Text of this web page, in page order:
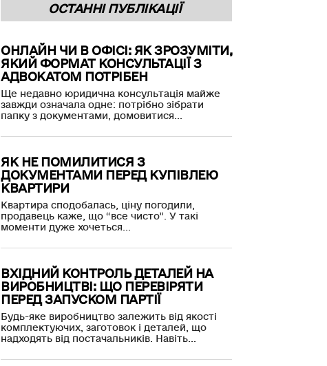
ОСТАННІ ПУБЛІКАЦІЇ
ОНЛАЙН ЧИ В ОФІСІ: ЯК ЗРОЗУМІТИ,
ЯКИЙ ФОРМАТ КОНСУЛЬТАЦІЇ З
АДВОКАТОМ ПОТРІБЕН
Ще недавно юридична консультація майже
завжди означала одне: потрібно зібрати
папку з документами, домовитися...
ЯК НЕ ПОМИЛИТИСЯ З
ДОКУМЕНТАМИ ПЕРЕД КУПІВЛЕЮ
КВАРТИРИ
Квартира сподобалась, ціну погодили,
продавець каже, що “все чисто”. У такі
моменти дуже хочеться...
ВХІДНИЙ КОНТРОЛЬ ДЕТАЛЕЙ НА
ВИРОБНИЦТВІ: ЩО ПЕРЕВІРЯТИ
ПЕРЕД ЗАПУСКОМ ПАРТІЇ
Будь-яке виробництво залежить від якості
комплектуючих, заготовок і деталей, що
надходять від постачальників. Навіть...